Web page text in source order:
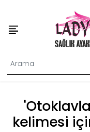
kelimesi